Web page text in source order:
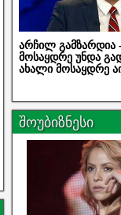
არჩილ გამზარდია
მოსაყდრე უნდა
ახალი მოსაყდრე
შოუბიზნესი